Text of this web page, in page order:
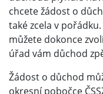
chcete žádost o
také zcela v
můžete dokonce
úřad vám důchod
Žádost o důchod
okresní pobočce